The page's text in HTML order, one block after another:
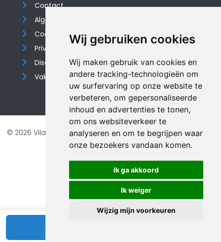
Wij gebruiken cookies
Wij maken gebruik van cookies en
andere tracking-technologieën om
uw surfervaring op onze website te
verbeteren, om gepersonaliseerde
inhoud en advertenties te tonen,
om ons websiteverkeer te
analyseren en om te begrijpen waar
onze bezoekers vandaan komen.
Ik ga akkoord
Ik weiger
Wijzig mijn voorkeuren
Contact
Algemene voorwaarden
Cookieverklaring
Privacyverklaring
Disclaimer
Vakantiehuis website
© 2026 Vilando Vakantiehuizen |Website door FalcoTravel
Veilig online betalen met